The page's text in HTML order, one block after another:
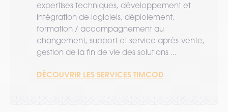
expertises techniques, développement et
intégration de logiciels, déploiement,
formation / accompagnement au
changement, support et service après-vente,
gestion de la fin de vie des solutions ...
DÉCOUVRIR LES SERVICES TIMCOD